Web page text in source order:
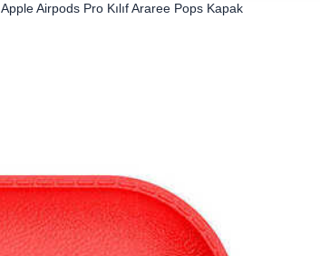
Apple Airpods Pro Kılıf Araree Pops Kapak